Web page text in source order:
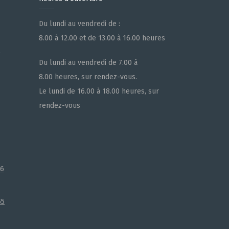
Du lundi au vendredi de :
8.00 à 12.00 et de 13.00 à 16.00 heures
Du lundi au vendredi de 7.00 à
8.00 heures, sur rendez-vous.
Le lundi de 16.00 à 18.00 heures, sur
rendez-vous